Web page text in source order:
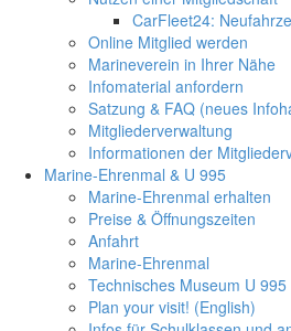
CarFleet24:
Online Mitglied werden
Marineverein in Ihrer Nähe
Infomaterial anfordern
Satzung & FAQ (neues
Mitgliederverwaltung
Informationen der
Marine-Ehrenmal & U 995
Marine-Ehrenmal erhalten
Preise & Öffnungszeiten
Anfahrt
Marine-Ehrenmal
Technisches Museum U 995
Plan your visit! (English)